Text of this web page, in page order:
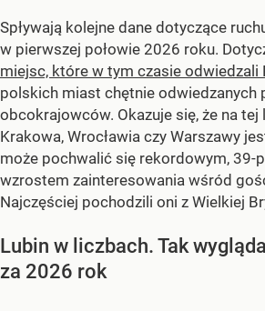
Spływają kolejne dane dotyczące
w pierwszej połowie 2026 roku.
miejsc, które w tym czasie odwiedzali
polskich miast chętnie odwiedzanych
obcokrajowców. Okazuje się, że na
Krakowa, Wrocławia czy Warszawy
może pochwalić się rekordowym, 39-
wzrostem zainteresowania wśród
Najczęściej pochodzili oni z Wielkiej
Lubin w liczbach. Tak
za 2026 rok